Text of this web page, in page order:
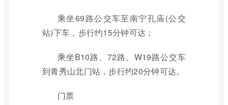
乘坐69路公交车至南宁孔庙(公交
站)下车，步行约15分钟可达；
乘坐B10路、72路、W19路公交车
到青秀山北门站，步行约20分钟可达。
门票